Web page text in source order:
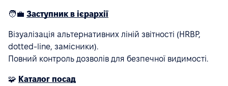
🧑‍💼 Заступник в ієрархії
Візуалізація альтернативних ліній звітності (HRBP,
dotted-line, замісники).
Повний контроль дозволів для безпечної видимості.
🧩 Каталог посад